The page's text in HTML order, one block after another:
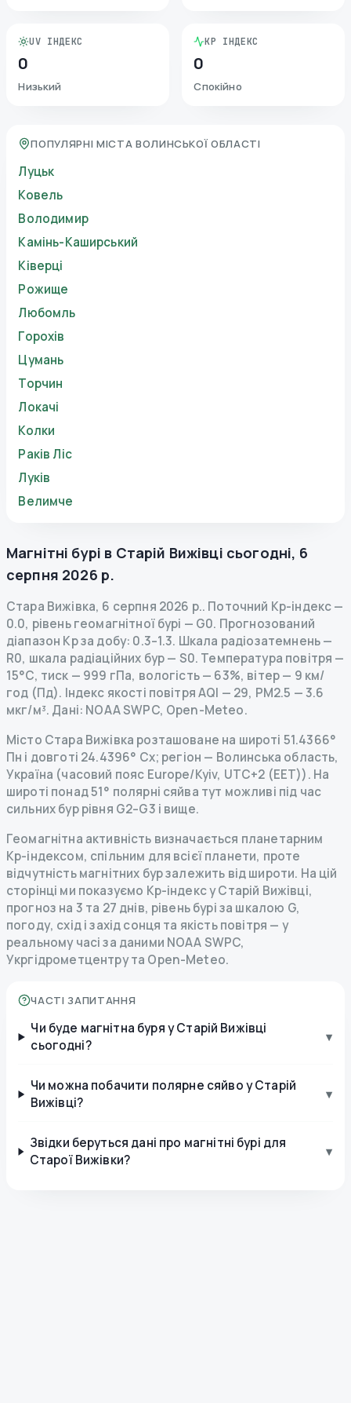
UV ІНДЕКС
0
Низький
KP ІНДЕКС
0
Спокійно
ПОПУЛЯРНІ МІСТА ВОЛИНСЬКОЇ ОБЛАСТІ
Луцьк
Ковель
Володимир
Камінь-Каширський
Ківерці
Рожище
Любомль
Горохів
Цумань
Торчин
Локачі
Колки
Раків Ліс
Луків
Велимче
Магнітні бурі в Старій Вижівці сьогодні, 6
серпня 2026 р.
Стара Вижівка, 6 серпня 2026 р.. Поточний Kp-індекс—
0.0, рівень геомагнітної бурі — G0. Прогнозований
діапазон Kp за добу: 0.3–1.3. Шкала радіозатемнень—
R0, шкала радіаційних бур— S0. Температура повітря —
15°C, тиск — 999 гПа, вологість — 63%, вітер — 9 км/
год (Пд). Індекс якості повітря AQI — 29, PM2.5 — 3.6
мкг/м³. Дані: NOAA SWPC, Open-Meteo.
Місто Стара Вижівка розташоване на широті 51.4366°
Пн і довготі 24.4396° Сх; регіон — Волинська область,
Україна (часовий пояс Europe/Kyiv, UTC+2 (EET)). На
широті понад 51° полярні сяйва тут можливі під час
сильних бур рівня G2–G3 і вище.
Геомагнітна активність визначається планетарним
Kp-індексом, спільним для всієї планети, проте
відчутність магнітних бур залежить від широти. На цій
сторінці ми показуємо Kp-індекс у Старій Вижівці,
прогноз на 3 та 27 днів, рівень бурі за шкалою G,
погоду, схід і захід сонця та якість повітря — у
реальному часі за даними NOAA SWPC,
Укргідрометцентру та Open-Meteo.
ЧАСТІ ЗАПИТАННЯ
Чи буде магнітна буря у Старій Вижівці
сьогодні?
▾
Чи можна побачити полярне сяйво у Старій
Вижівці?
▾
Звідки беруться дані про магнітні бурі для
Старої Вижівки?
▾